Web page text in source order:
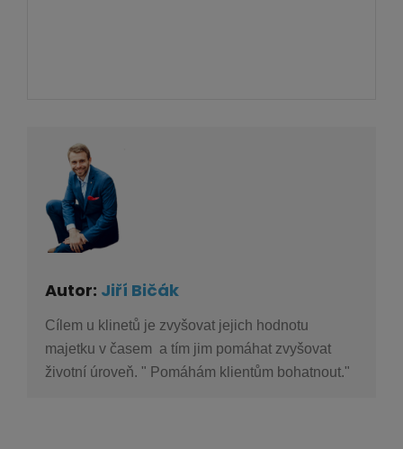
Autor: Jiří Bičák
Cílem u klinetů je zvyšovat jejich hodnotu
majetku v časem a tím jim pomáhat zvyšovat
životní úroveň. " Pomáhám klientům bohatnout."